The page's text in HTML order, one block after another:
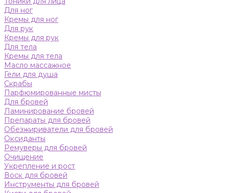
Для ног
Кремы для ног
Для рук
Кремы для рук
Для тела
Кремы для тела
Масло массажное
Гели для душа
Скрабы
Парфюмированные мисты
Для бровей
Ламинирование бровей
Препараты для бровей
Обезжириватели для бровей
Оксиданты
Ремуверы для бровей
Очищение
Укрепление и рост
Воск для бровей
Инструменты для бровей